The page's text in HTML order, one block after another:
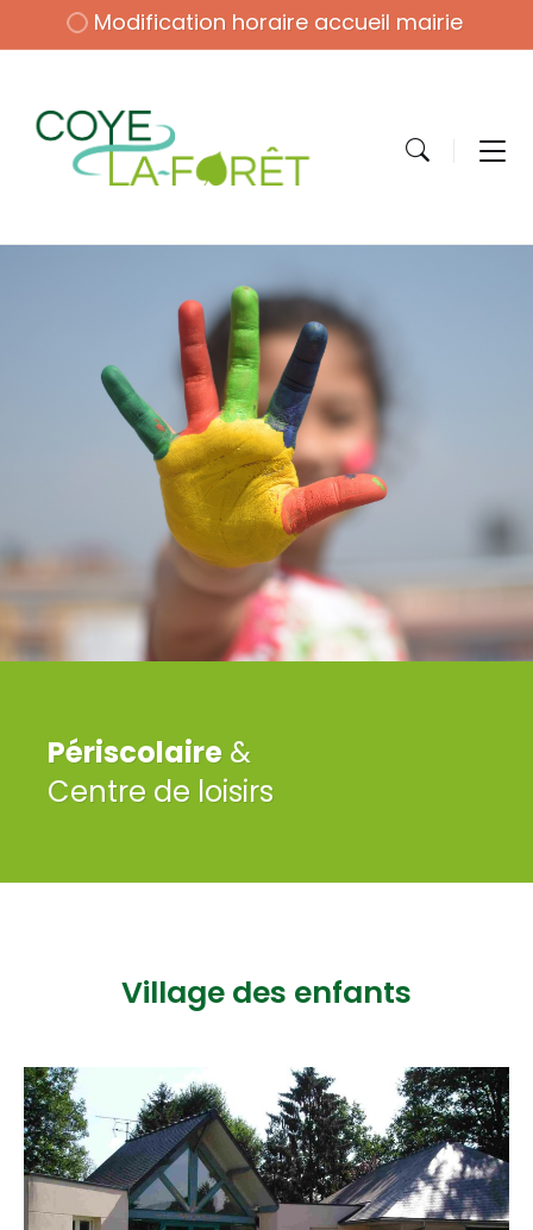
Modification horaire accueil mairie
Périscolaire &
Centre de loisirs
Village des enfants